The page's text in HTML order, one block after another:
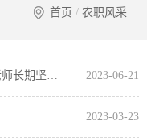
首页 / 农职风采
2023-06-21
2023-03-23